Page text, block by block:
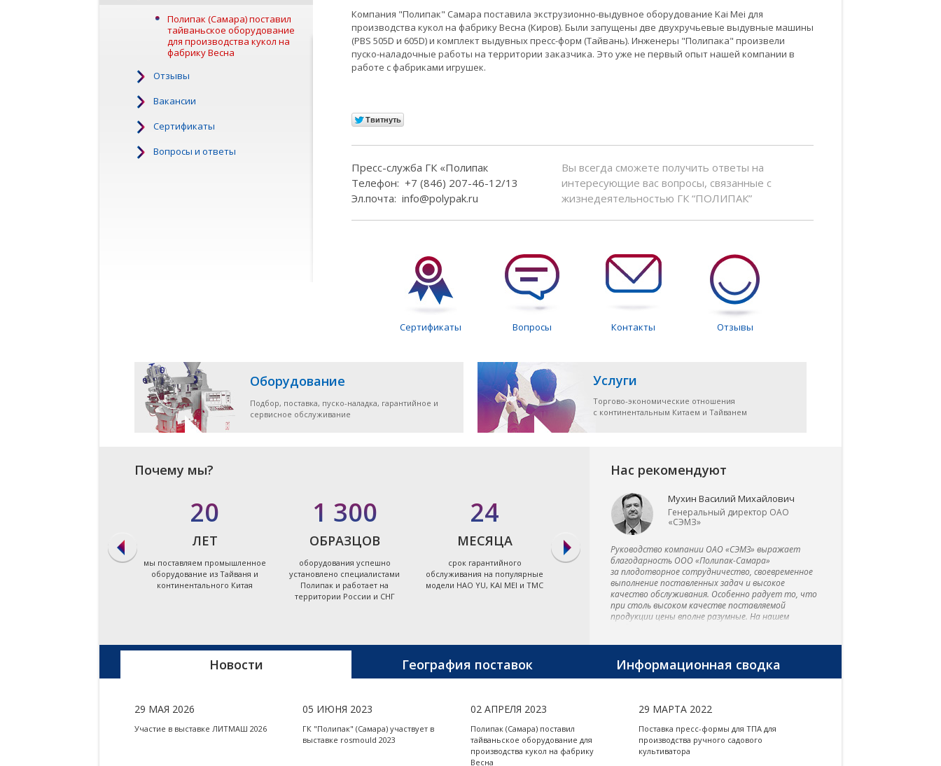
Полипак (Самара) поставил
тайваньское оборудование
для производства кукол на
фабрику Весна
Отзывы
Вакансии
Сертификаты
Вопросы и ответы
Компания "Полипак" Самара поставила экструзионно-выдувное оборудование Kai Mei для
производства кукол на фабрику Весна (Киров). Были запущены две двухручьевые выдувные машины
(PBS 505D и 605D) и комплект выдувных пресс-форм (Тайвань). Инженеры "Полипака" произвели
пуско-наладочные работы на территории заказчика. Это уже не первый опыт нашей компании в
работе с фабриками игрушек.
Пресс-служба ГК «Полипак
Телефон: +7 (846) 207-46-12/13
Эл.почта: info@polypak.ru
Вы всегда сможете получить ответы на
интересующие вас вопросы, связанные с
жизнедеятельностью ГК “ПОЛИПАК”
Сертификаты Вопросы Контакты Отзывы
Оборудование
Подбор, поставка, пуско-наладка, гарантийное и
сервисное обслуживание
Услуги
Торгово-экономические отношения
с континентальным Китаем и Тайванем
Почему мы?
мы даём ответ на запрос по
20
ЛЕТ
мы поставляем промышленное
оборудование из Тайваня и
континентального Китая
1 300
ОБРАЗЦОВ
оборудования успешно
установлено специалистами
Полипак и работает на
территории России и СНГ
24
МЕСЯЦА
срок гарантийного
обслуживания на популярные
модели HAO YU, KAI MEI и TMC
70%
ЭЛЕКТРОЭНЕРГИИ
экономят новые
энергоэффективные серии
термопластавтоматов TMC,
Тайвань
2
в одной выдувной машине KAI
MEI KM-MIB 85-C совмещены для
изготовления 19-ти литровой
бутыли для воды с ручкой
Нас рекомендуют
Мухин Василий Михайлович
Генеральный директор ОАО
«СЭМЗ»
Руководство компании ОАО «СЭМЗ» выражает
благодарность ООО «Полипак-Самара»
за плодотворное сотрудничество, своевременное
выполнение поставленных задач и высокое
качество обслуживания. Особенно радует то, что
при столь высоком качестве поставляемой
продукции цены вполне разумные. На нашем
пресс-формы для литья алюминия, два
металлообрабатывающих центра производства
Новости География поставок Информационная сводка
29 МАЯ 2026
Участие в выставке ЛИТМАШ 2026
05 ИЮНЯ 2023
ГК "Полипак" (Самара) участвует в
выставке rosmould 2023
02 АПРЕЛЯ 2023
Полипак (Самара) поставил
тайваньское оборудование для
производства кукол на фабрику
Весна
29 МАРТА 2022
Поставка пресс-формы для ТПА для
производства ручного садового
культиватора